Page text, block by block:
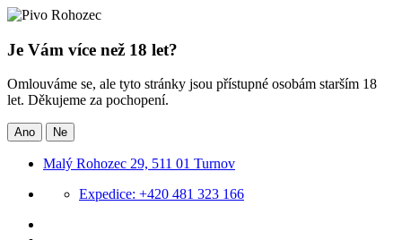
Je Vám více než 18 let?
Omlouváme se, ale tyto stránky jsou přístupné osobám starším 18
let. Děkujeme za pochopení.
Ano Ne
Malý Rohozec 29, 511 01 Turnov
Expedice: +420 481 323 166